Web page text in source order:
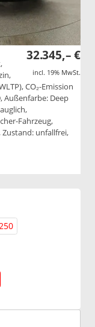
32.345,– €
incl. 19% MwSt.
CO₂-Emission
Außenfarbe: Deep
Fahrzeug,
unfallfrei,
250